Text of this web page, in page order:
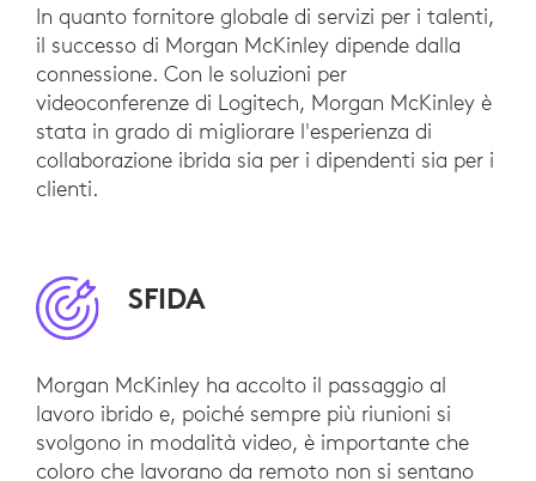
In quanto fornitore globale di servizi per i talenti,
il successo di Morgan McKinley dipende dalla
connessione. Con le soluzioni per
videoconferenze di Logitech, Morgan McKinley è
stata in grado di migliorare l'esperienza di
collaborazione ibrida sia per i dipendenti sia per i
clienti.
SFIDA
Morgan McKinley ha accolto il passaggio al
lavoro ibrido e, poiché sempre più riunioni si
svolgono in modalità video, è importante che
coloro che lavorano da remoto non si sentano